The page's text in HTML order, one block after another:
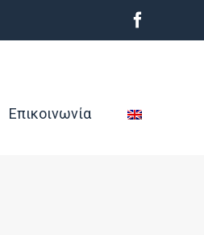
Επικοινωνία